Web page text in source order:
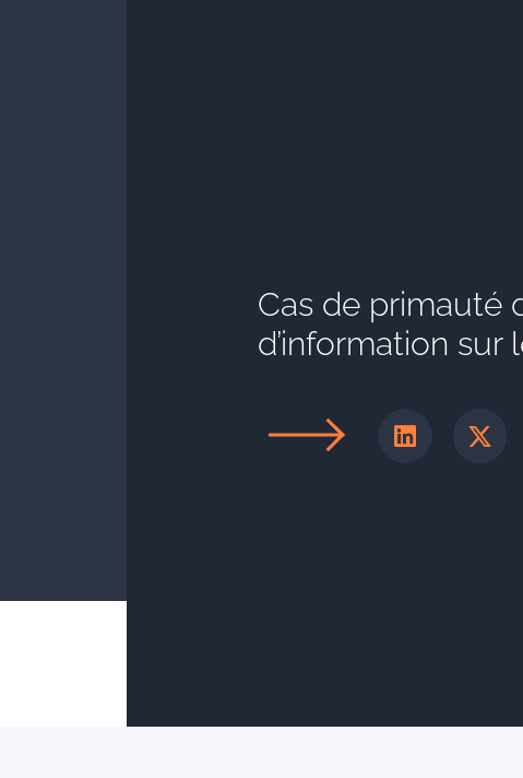
Cas de primauté
d’information sur